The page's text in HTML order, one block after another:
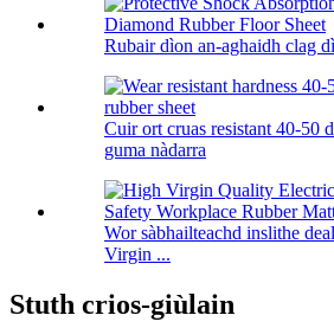
Rubair dìon an-aghaidh clag
Cuir ort cruas resistant 40-50
guma nàdarra
Wor sàbhailteachd inslithe
Virgin ...
Stuth crios-giùlain